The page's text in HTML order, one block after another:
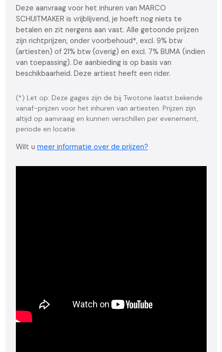
Deze aanvraag voor het inhuren van MARCO
SCHUITMAKER is vrijblijvend, je hoeft nog niets te
betalen en zit nergens aan vast. Alle getoonde prijzen
zijn richtprijzen, onder voorbehoud*, excl. 9% btw
(artiesten) of 21% btw (overig) en excl. 7% BUMA (indien
van toepassing). De aanbieding is op basis van
beschikbaarheid. Deze artiest heeft een rider.
(*) Let op: Deze gages zijn de bij Twotone laatst bekende
vanaf-prijzen voor het inhuren van artiesten. Prijzen zijn
altijd op aanvraag en kunnen verschillen per evenement,
periode en locatie.
Wilt u meer informatie over de prijzen?